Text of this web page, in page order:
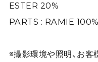
ESTER 20%
PARTS : RAMIE 100%
※撮影環境や照明、お